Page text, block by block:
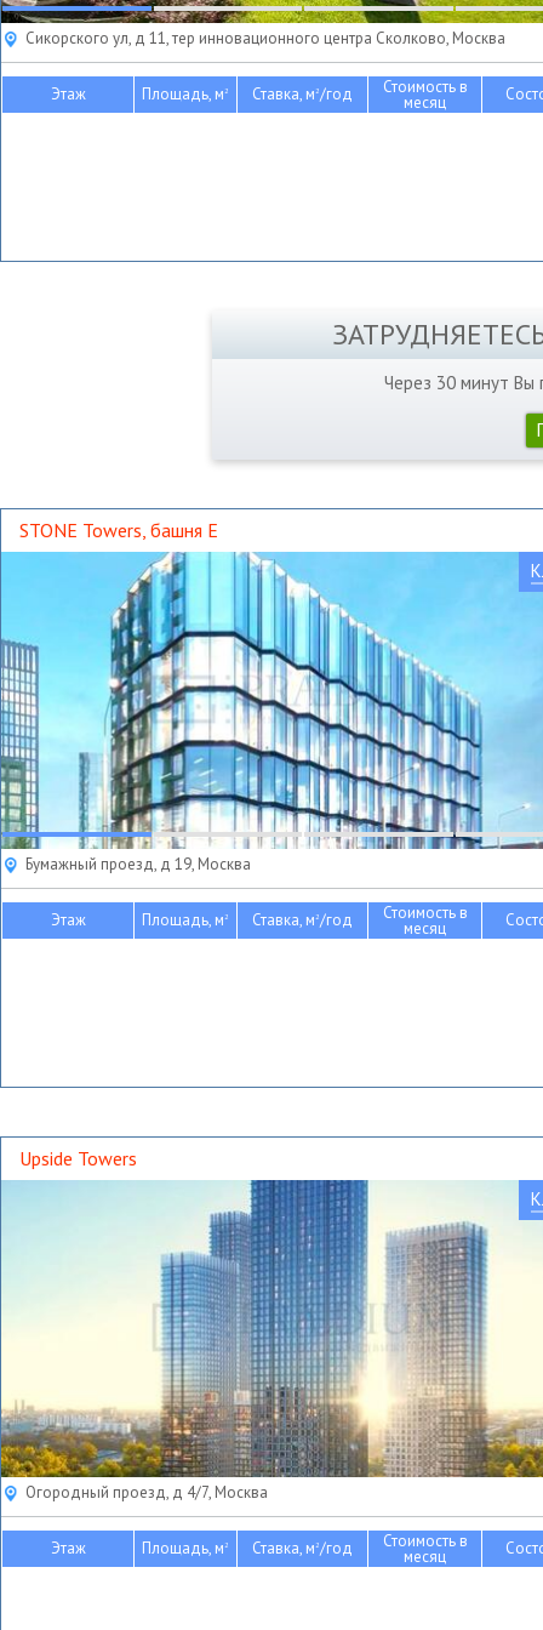
Сикорского ул, д 11, тер инновационного центра Сколково, Москва
Этаж Площадь, м2 Ставка, м2/год Стоимость в
месяц
Через 30 минут Вы
STONE Towers, башня Е
Бумажный проезд, д 19, Москва
Этаж Площадь, м2 Ставка, м2/год Стоимость в
месяц
Upside Towers
Огородный проезд, д 4/7, Москва
Этаж Площадь, м2 Ставка, м2/год Стоимость в
месяц